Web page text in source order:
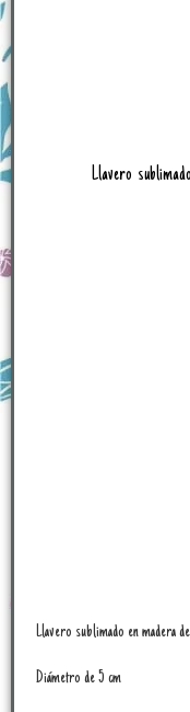
Llavero
Llavero sublimado en madera
Diámetro de 5 cm